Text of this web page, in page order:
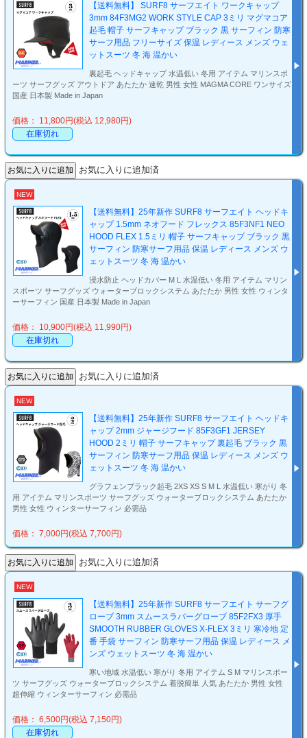
【送料無料】 SURF8 サーフエイト ワークキャップ
3mm 84F3MG2 WORK STYLE CAP 3ミリ マグマコア
起毛 帽子 サーフキャップ ブラック 黒 サーフィン 防寒
サーフ用品 フリーサイズ 保温 レディース メンズ ウェ
ットスーツ 冬 海 温かい
裏起毛 ヘッドキャップ 水温低い 冬用 アイテム マリンスポ
ーツ サーフグッズ アウトドア あたたか 速乾 男性 女性 MAGMA CORE ワンサイズ
国産 日本製 Made in Japan
価格： 11,800円(税込 12,980円)
在庫切れ
お気に入りに追加済
NEW
【送料無料】25年新作 SURF8 サーフエイト ヘッドキ
ャップ 1.5mm ネオフード フレックス 85F3NF1 NEO
HOOD FLEX 1.5ミリ 帽子 サーフキャップ ブラック 黒
サーフィン 防寒サーフ用品 保温 レディース メンズ ウ
ェットスーツ 冬 海 温かい
浸水防止 ヘッドカバー M L 水温低い 冬用 アイテム マリン
スポーツ サーフグッズ ウォーターブロックシステム あたたか 男性 女性 ウィンタ
ーサーフィン 国産 日本製 Made in Japan
価格： 10,900円(税込 11,990円)
在庫切れ
お気に入りに追加済
NEW
【送料無料】25年新作 SURF8 サーフエイト ヘッドキ
ャップ 2mm ジャージフード 85F3GF1 JERSEY
HOOD 2ミリ 帽子 サーフキャップ 裏起毛 ブラック 黒
サーフィン 防寒サーフ用品 保温 レディース メンズ ウ
ェットスーツ 冬 海 温かい
グラフェンブラック起毛 2XS XS S M L 水温低い 寒がり 冬
用 アイテム マリンスポーツ サーフグッズ ウォーターブロックシステム あたたか
男性 女性 ウィンターサーフィン 必需品
価格： 7,000円(税込 7,700円)
お気に入りに追加済
NEW
【送料無料】25年新作 SURF8 サーフエイト サーフグ
ローブ 3mm スムースラバーグローブ 85F2FX3 厚手
SMOOTH RUBBER GLOVES X-FLEX 3ミリ 寒冷地 定
番 手袋 サーフィン 防寒サーフ用品 保温 レディース メ
ンズ ウェットスーツ 冬 海 温かい
寒い地域 水温低い 寒がり 冬用 アイテム S M マリンスポー
ツ サーフグッズ ウォーターブロックシステム 着脱簡単 人気 あたたか 男性 女性
超伸縮 ウィンターサーフィン 必需品
価格： 6,500円(税込 7,150円)
在庫切れ